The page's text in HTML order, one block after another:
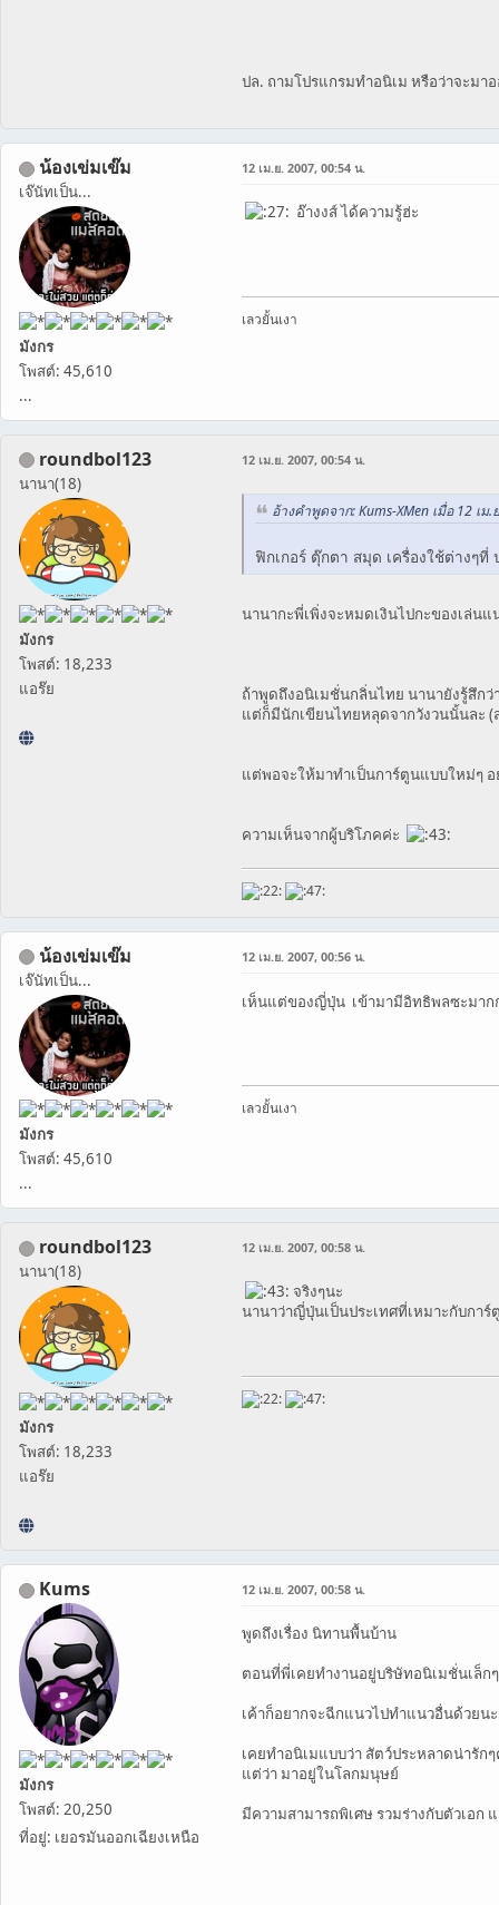
ปล. ถามโปรแกรมทำอนิเม หรือว่าจะมา
น้องเข่มเข๊ม
เจ๊นัทเป็น...
มังกร
โพสต์: 45,610
...
12 เม.ย. 2007, 00:54 น.
อ๊างงส์ ได้ความรู้ฮ่ะ
เลวยั้นเงา
roundbol123
นานา(18)
มังกร
โพสต์: 18,233
แอร๊ย
12 เม.ย. 2007, 00:54 น.
อ้างคำพูดจาก: Kums-XMen เมื่อ 12 เม
ฟิกเกอร์ ตุ๊กตา สมุด เครื่องใช้ต่างๆที่
นานากะพี่เพิ่งจะหมดเงินไปกะของเล่นแ
ถ้าพูดถึงอนิเมชั่นกลิ่นไทย นานายังรู้สึก
แต่ก็มีนักเขียนไทยหลุดจากวังวนนั้นละ
แต่พอจะให้มาทำเป็นการ์ตูนแบบใหม่ๆ
ความเห็นจากผู้บริโภคค่ะ
น้องเข่มเข๊ม
เจ๊นัทเป็น...
มังกร
โพสต์: 45,610
...
12 เม.ย. 2007, 00:56 น.
เห็นแต่ของญี่ปุ่น เข้ามามีอิทธิพลซะมาก
เลวยั้นเงา
roundbol123
นานา(18)
มังกร
โพสต์: 18,233
แอร๊ย
12 เม.ย. 2007, 00:58 น.
จริงๆนะ
นานาว่าญี่ปุ่นเป็นประเทศที่เหมาะกับการ์
Kums
มังกร
โพสต์: 20,250
ที่อยู่: เยอรมันออกเฉียงเหนือ
12 เม.ย. 2007, 00:58 น.
พูดถึงเรื่อง นิทานพื้นบ้าน
ตอนที่พี่เคยทำงานอยู่บริษัทอนิเมชั่นเล็ก
เค้าก็อยากจะฉีกแนวไปทำแนวอื่นด้วยนะ
เคยทำอนิเมแบบว่า สัตว์ประหลาดน่ารัก
แต่ว่า มาอยู่ในโลกมนุษย์
มีความสามารถพิเศษ รวมร่างกับตัวเอก